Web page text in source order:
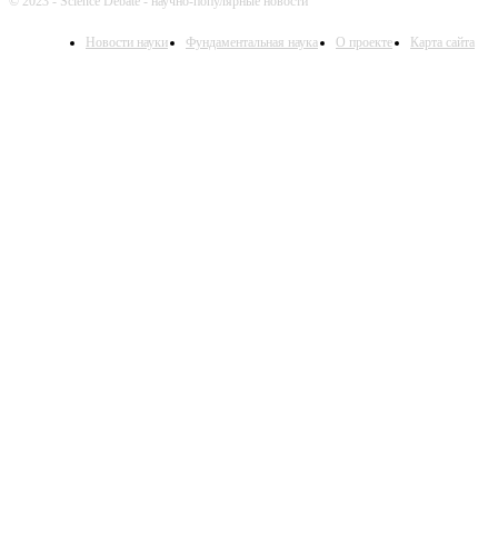
Новости науки Фундаментальная наука О проекте Карта сайта